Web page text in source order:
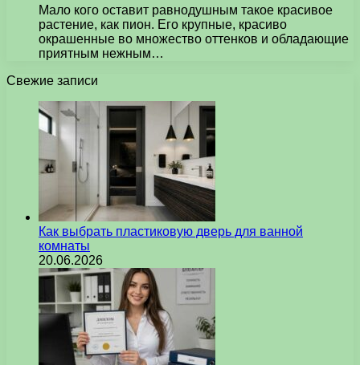
Мало кого оставит равнодушным такое красивое
растение, как пион. Его крупные, красиво
окрашенные во множество оттенков и обладающие
приятным нежным…
Свежие записи
Как выбрать пластиковую дверь для ванной
комнаты
20.06.2026